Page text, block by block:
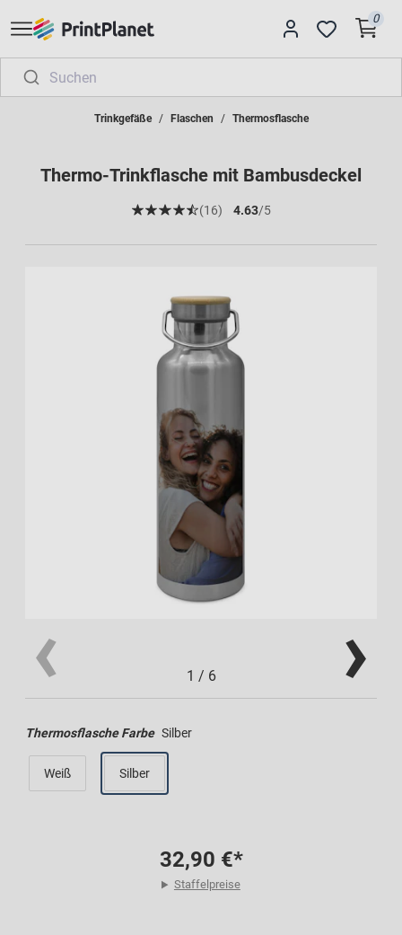
0
Trinkgefäße Flaschen Thermosflasche
Thermo-Trinkflasche mit Bambusdeckel
(16) 4.63/5
1 / 6
Thermosflasche Farbe Silber
Weiß Silber
32,90 €*
Staffelpreise